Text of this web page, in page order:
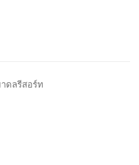
ดลรีสอร์ท